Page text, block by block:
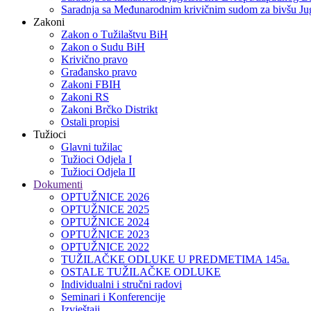
Saradnja sa Međunarodnim krivičnim sudom za bivšu
Zakoni
Zakon o Тužilaštvu BiH
Zakon o Sudu BiH
Krivično pravo
Građansko pravo
Zakoni FBIH
Zakoni RS
Zakoni Brčko Distrikt
Ostali propisi
Tužioci
Glavni tužilac
Tužioci Odjela I
Tužioci Odjela II
Dokumenti
OPTUŽNICE 2026
OPTUŽNICE 2025
OPTUŽNICE 2024
OPTUŽNICE 2023
OPTUŽNICE 2022
TUŽILAČKE ODLUKE U PREDMETIMA 145a.
OSTALE TUŽILAČKE ODLUKE
Individualni i stručni radovi
Seminari i Konferencije